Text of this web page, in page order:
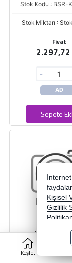
Keşfet
Stok Kodu : BSR-
Stok Miktarı :
Fiyat
2.297,72
-
AD
Sepete
KOBE SİLGİ KOLU
ARKA CAMLI
KOBE
Kişisel
Gizlilik